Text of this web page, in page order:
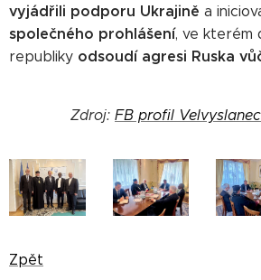
vyjádřili podporu Ukrajině a
společného prohlášení, ve kterém
republiky odsoudí agresi Ruska
Zdroj: FB profil
Zpět